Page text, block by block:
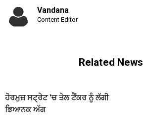
Vandana
Content Editor
Related News
ਹੋਰਮੁਜ਼ ਸਟ੍ਰੇਟ 'ਚ ਤੇਲ ਟੈਂਕਰ ਨੂੰ ਲੱਗੀ
ਭਿਆਨਕ ਅੱਗ